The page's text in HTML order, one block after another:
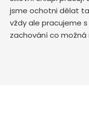
jsme ochotni dělat
vždy ale pracujeme
zachování co možná